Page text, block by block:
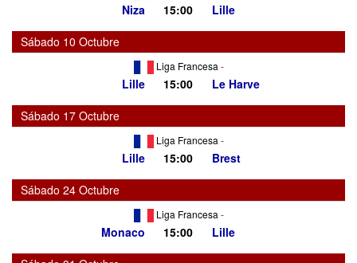
Niza 15:00
Lille
Sábado 10 Octubre
Liga Francesa -
Lille 15:00
Le Harve
Sábado 17 Octubre
Liga Francesa -
Lille 15:00
Brest
Sábado 24 Octubre
Liga Francesa -
Monaco 15:00
Lille